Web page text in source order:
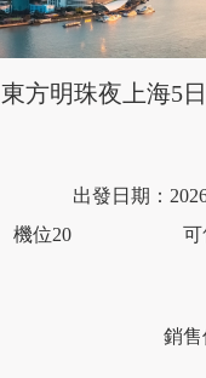
東方明珠夜上海5日
銷售
機位20 可